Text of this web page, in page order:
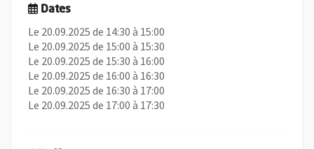
Dates
Le 20.09.2025 de 14:30 à 15:00
Le 20.09.2025 de 15:00 à 15:30
Le 20.09.2025 de 15:30 à 16:00
Le 20.09.2025 de 16:00 à 16:30
Le 20.09.2025 de 16:30 à 17:00
Le 20.09.2025 de 17:00 à 17:30